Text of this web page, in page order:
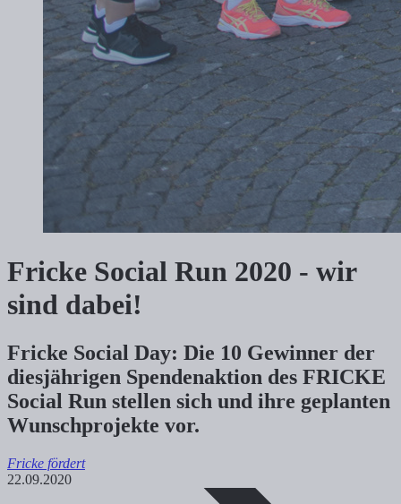
Fricke Social Run 2020 - wir
sind dabei!
Fricke Social Day: Die 10 Gewinner der
diesjährigen Spendenaktion des FRICKE
Social Run stellen sich und ihre geplanten
Wunschprojekte vor.
Fricke fördert
22.09.2020